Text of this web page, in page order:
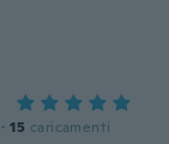
· 15 caricamenti